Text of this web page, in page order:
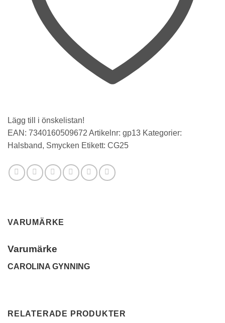
Lägg till i önskelistan!
EAN: 7340160509672 Artikelnr: gp13 Kategorier:
Halsband, Smycken Etikett: CG25
VARUMÄRKE
Varumärke
CAROLINA GYNNING
RELATERADE PRODUKTER